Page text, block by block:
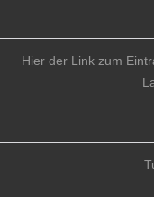
Hier der Link zum